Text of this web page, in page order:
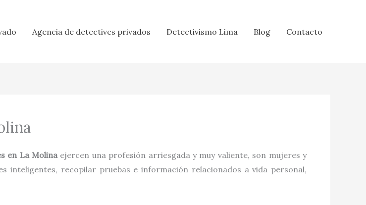
Agencia de detectives privados Detectivismo Lima Blog Contacto
en La Molina ejercen una profesión arriesgada y muy valiente, son mujeres y
inteligentes, recopilar pruebas e información relacionados a vida personal,